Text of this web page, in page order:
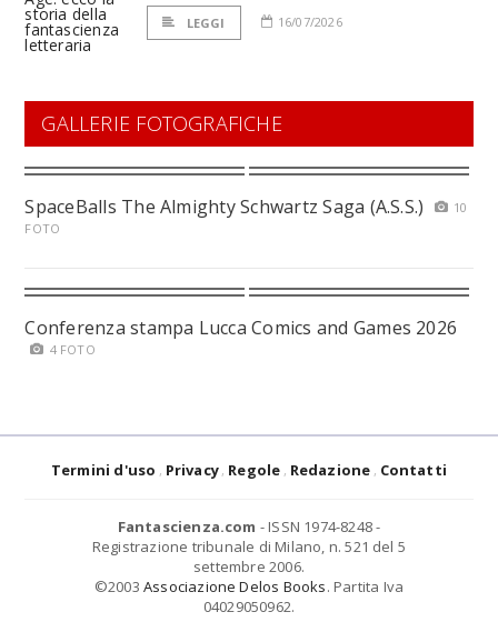
LEGGI 16/07/2026
GALLERIE FOTOGRAFICHE
SpaceBalls The Almighty Schwartz Saga (A.S.S.)
10
FOTO
Conferenza stampa Lucca Comics and Games 2026
4 FOTO
Termini d'uso Privacy Regole Redazione Contatti
Fantascienza.com - ISSN 1974-8248 -
Registrazione tribunale di Milano, n. 521 del 5
settembre 2006.
©2003 Associazione Delos Books. Partita Iva
04029050962.